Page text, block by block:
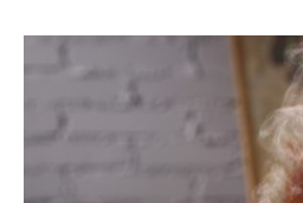
น้
เ
เข้